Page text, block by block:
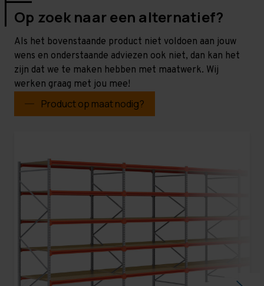
Op zoek naar een alternatief?
Als het bovenstaande product niet voldoen aan jouw
wens en onderstaande adviezen ook niet, dan kan het
zijn dat we te maken hebben met maatwerk. Wij
werken graag met jou mee!
Product op maat nodig?